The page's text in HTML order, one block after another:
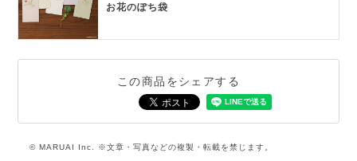
お花のぽち袋
この商品をシェアする
© MARUAI Inc. ※文章・写真などの複製・転載を禁じます。